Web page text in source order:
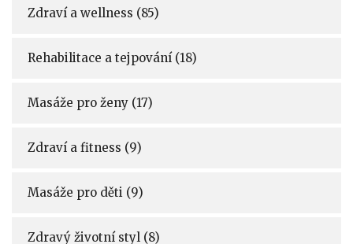
Zdraví a wellness (85)
Rehabilitace a tejpování (18)
Masáže pro ženy (17)
Zdraví a fitness (9)
Masáže pro děti (9)
Zdravý životní styl (8)